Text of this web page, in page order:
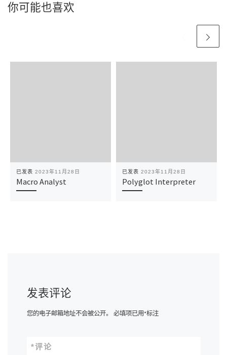
你可能也喜欢
已发表 2023年11月28日
Macro Analyst
已发表 2023年11月28日
Polyglot Interpreter
发表评论
您的电子邮箱地址不会被公开。 必填项已用*标注
评论
*